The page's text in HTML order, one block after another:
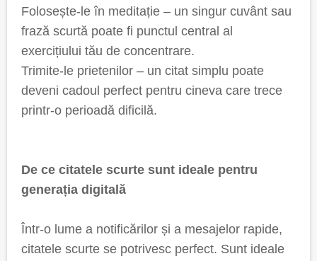
Folosește-le în meditație – un singur cuvânt sau
frază scurtă poate fi punctul central al
exercițiului tău de concentrare.
Trimite-le prietenilor – un citat simplu poate
deveni cadoul perfect pentru cineva care trece
printr-o perioadă dificilă.
De ce citatele scurte sunt ideale pentru
generația digitală
Într-o lume a notificărilor și a mesajelor rapide,
citatele scurte se potrivesc perfect. Sunt ideale